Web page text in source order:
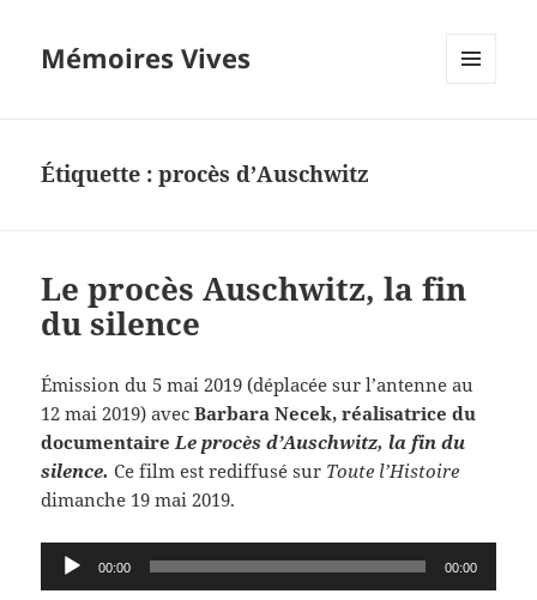
Mémoires Vives
Étiquette :procès d’Auschwitz
Le procès Auschwitz, la fin
du silence
Émission du 5 mai 2019 (déplacée sur l’antenne au
12 mai 2019) avecBarbara Necek, réalisatrice du
documentaireLe procès d’Auschwitz, la fin du
silence.Ce film est rediffusé sur Toute l’Histoire
dimanche 19 mai 2019.
Lecteur
audio
00:00 00:00